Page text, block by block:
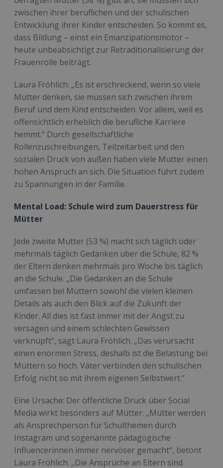
zwischen ihrer beruflichen und der schulischen
Entwicklung ihrer Kinder entscheiden. So kommt es,
dass Bildung – einst ein Emanzipationsmotor –
heute unbeabsichtigt zur Retraditionalisierung der
Frauenrolle beiträgt.
Laura Fröhlich: „Es ist erschreckend, wenn so viele
Mütter denken, sie müssen sich zwischen ihrem
Beruf und dem Kind entscheiden. Vor allem, weil es
offensichtlich erheblich die berufliche Karriere
hemmt.“ Durch gesellschaftliche
Rollenzuschreibungen, Teilzeitarbeit und den
sozialen Druck von außen haben viele Mütter einen
hohen Anspruch an sich. Die Situation führt zudem
zu Spannungen in der Familie.
Mental Load: Schule wird zum Dauerstress für
Mütter
Jede zweite Mutter (53 %) macht sich täglich oder
mehrmals täglich Gedanken über die Schule, 82 %
der Eltern denken mehrmals pro Woche bis täglich
an die Schule. „Die Gedanken an die Schule
umfassen bei Müttern sowohl die vielen kleinen
Details als auch den Blick auf die Zukunft der
Kinder. All dies ist fast immer mit der Angst zu
versagen und einem schlechten Gewissen
verknüpft“, sagt Laura Fröhlich. „Das verursacht
einen enormen Stress, deshalb ist die Belastung bei
Müttern so hoch. Väter verbinden den schulischen
Erfolg nicht so mit ihrem eigenen Selbstwert.“
Eine Ursache: Der öffentliche Druck über Social
Media wirkt besonders auf Mütter. „Mütter werden
als Ansprechperson für Schulthemen durch
Instagram und sogenannte pädagogische
Influencerinnen immer nervöser gemacht“, betont
Laura Fröhlich. „Die Ansprüche an Eltern sind